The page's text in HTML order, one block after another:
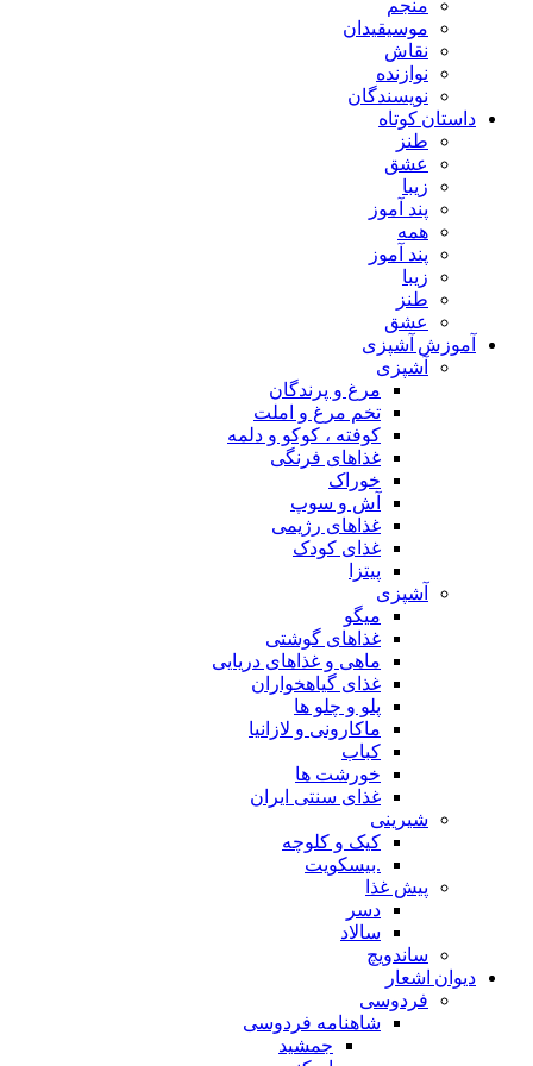
منجم
موسیقیدان
نقاش
نوازنده
نویسندگان
داستان کوتاه
طنز
عشق
زیبا
پند آموز
همه
پند آموز
زیبا
طنز
عشق
آموزش آشپزی
آشپزی
مرغ و پرندگان
تخم مرغ و املت
کوفته ، کوکو و دلمه
غذاهای فرنگی
خوراک
آش و سوپ
غذاهای رژیمی
غذای کودک
پیتزا
آشپزی
میگو
غذاهای گوشتی
ماهی و غذاهای دریایی
غذای گیاهخواران
پلو و چلو ها
ماکارونی و لازانیا
کباب
خورشت ها
غذای سنتی ایران
شیرینی
کیک و کلوچه
.بیسکویت
پیش غذا
دسر
سالاد
ساندویچ
دیوان اشعار
فردوسی
شاهنامه فردوسی
جمشید